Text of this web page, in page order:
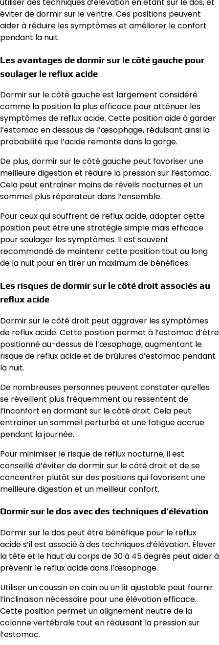
éviter de dormir sur le ventre. Ces positions peuvent
aider à réduire les symptômes et améliorer le confort
pendant la nuit.
Les avantages de dormir sur le côté gauche pour
soulager le reflux acide
Dormir sur le côté gauche est largement considéré
comme la position la plus efficace pour atténuer les
symptômes de reflux acide. Cette position aide à garder
l’estomac en dessous de l’œsophage, réduisant ainsi la
probabilité que l’acide remonte dans la gorge.
De plus, dormir sur le côté gauche peut favoriser une
meilleure digestion et réduire la pression sur l’estomac.
Cela peut entraîner moins de réveils nocturnes et un
sommeil plus réparateur dans l’ensemble.
Pour ceux qui souffrent de reflux acide, adopter cette
position peut être une stratégie simple mais efficace
pour soulager les symptômes. Il est souvent
recommandé de maintenir cette position tout au long
de la nuit pour en tirer un maximum de bénéfices.
Les risques de dormir sur le côté droit associés au
reflux acide
Dormir sur le côté droit peut aggraver les symptômes
de reflux acide. Cette position permet à l’estomac d’être
positionné au-dessus de l’œsophage, augmentant le
risque de reflux acide et de brûlures d’estomac pendant
la nuit.
De nombreuses personnes peuvent constater qu’elles
se réveillent plus fréquemment ou ressentent de
l’inconfort en dormant sur le côté droit. Cela peut
entraîner un sommeil perturbé et une fatigue accrue
pendant la journée.
Pour minimiser le risque de reflux nocturne, il est
conseillé d’éviter de dormir sur le côté droit et de se
concentrer plutôt sur des positions qui favorisent une
meilleure digestion et un meilleur confort.
Dormir sur le dos avec des techniques d’élévation
Dormir sur le dos peut être bénéfique pour le reflux
acide s’il est associé à des techniques d’élévation. Élever
la tête et le haut du corps de 30 à 45 degrés peut aider à
prévenir le reflux acide dans l’œsophage.
Utiliser un coussin en coin ou un lit ajustable peut fournir
l’inclinaison nécessaire pour une élévation efficace.
Cette position permet un alignement neutre de la
colonne vertébrale tout en réduisant la pression sur
l’estomac.